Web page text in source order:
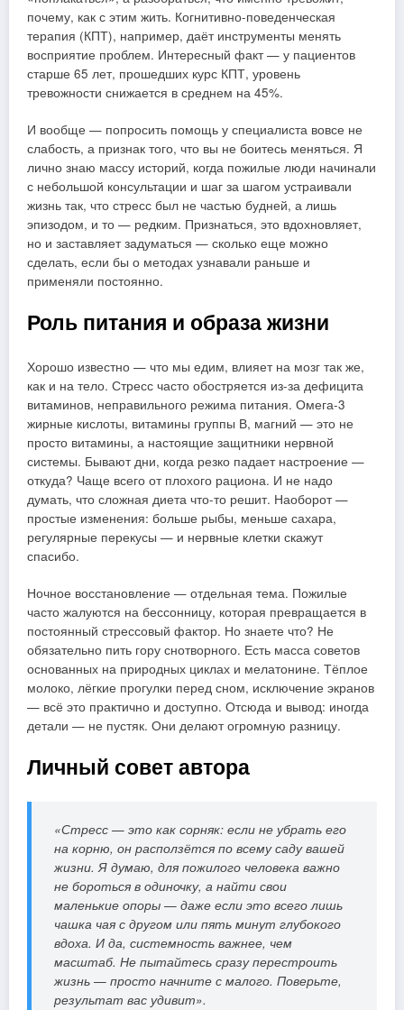
почему, как с этим жить. Когнитивно-поведенческая
терапия (КПТ), например, даёт инструменты менять
восприятие проблем. Интересный факт — у пациентов
старше 65 лет, прошедших курс КПТ, уровень
тревожности снижается в среднем на 45%.
И вообще — попросить помощь у специалиста вовсе не
слабость, а признак того, что вы не боитесь меняться. Я
лично знаю массу историй, когда пожилые люди начинали
с небольшой консультации и шаг за шагом устраивали
жизнь так, что стресс был не частью будней, а лишь
эпизодом, и то — редким. Признаться, это вдохновляет,
но и заставляет задуматься — сколько еще можно
сделать, если бы о методах узнавали раньше и
применяли постоянно.
Роль питания и образа жизни
Хорошо известно — что мы едим, влияет на мозг так же,
как и на тело. Стресс часто обостряется из-за дефицита
витаминов, неправильного режима питания. Омега-3
жирные кислоты, витамины группы В, магний — это не
просто витамины, а настоящие защитники нервной
системы. Бывают дни, когда резко падает настроение —
откуда? Чаще всего от плохого рациона. И не надо
думать, что сложная диета что-то решит. Наоборот —
простые изменения: больше рыбы, меньше сахара,
регулярные перекусы — и нервные клетки скажут
спасибо.
Ночное восстановление — отдельная тема. Пожилые
часто жалуются на бессонницу, которая превращается в
постоянный стрессовый фактор. Но знаете что? Не
обязательно пить гору снотворного. Есть масса советов
основанных на природных циклах и мелатонине. Тёплое
молоко, лёгкие прогулки перед сном, исключение экранов
— всё это практично и доступно. Отсюда и вывод: иногда
детали — не пустяк. Они делают огромную разницу.
Личный совет автора
«Стресс — это как сорняк: если не убрать его
на корню, он расползётся по всему саду вашей
жизни. Я думаю, для пожилого человека важно
не бороться в одиночку, а найти свои
маленькие опоры — даже если это всего лишь
чашка чая с другом или пять минут глубокого
вдоха. И да, системность важнее, чем
масштаб. Не пытайтесь сразу перестроить
жизнь — просто начните с малого. Поверьте,
результат вас удивит».